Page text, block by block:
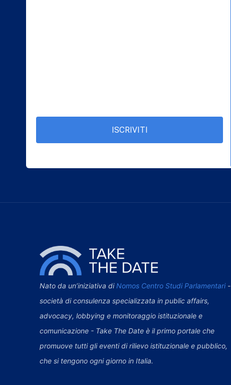
ISCRIVITI
Nato da un’iniziativa di Nomos Centro Studi Parlamentari-
società di consulenza specializzata in public affairs,
advocacy, lobbying e monitoraggio istituzionale e
comunicazione - Take The Date è il primo portale che
promuove tutti gli eventi di rilievo istituzionale e pubblico,
che si tengono ogni giorno in Italia.